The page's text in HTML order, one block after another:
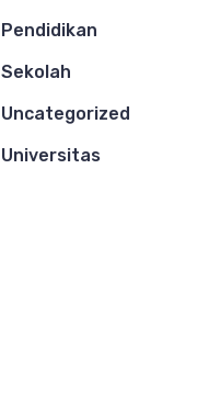
Pendidikan
Sekolah
Uncategorized
Universitas